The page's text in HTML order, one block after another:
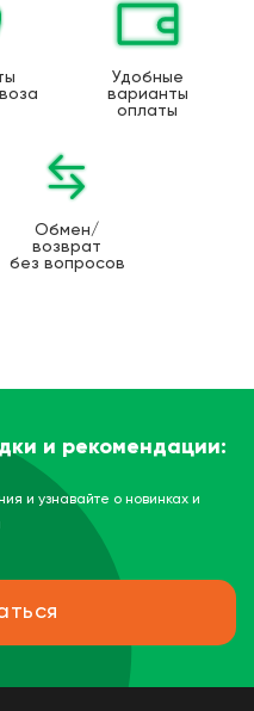
Удобные
варианты
оплаты
Обмен/
возврат
без вопросов
и рекомендации:
и узнавайте о новинках и